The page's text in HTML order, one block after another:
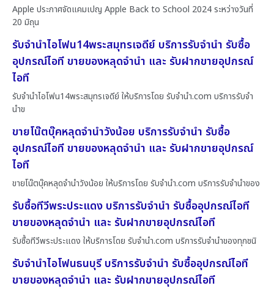
Apple ประกาศจัดแคมเปญ Apple Back to School 2024 ระหว่างวันที่
20 มิถุน
รับจำนำไอโฟน14พระสมุทรเจดีย์ บริการรับจำนำ รับซื้อ
อุปกรณ์ไอที ขายของหลุดจำนำ และ รับฝากขายอุปกรณ์
ไอที
รับจำนำไอโฟน14พระสมุทรเจดีย์ ให้บริการโดย รับจํานํา.com บริการรับจำ
นำข
ขายโน๊ตบุ๊คหลุดจำนำวังน้อย บริการรับจำนำ รับซื้อ
อุปกรณ์ไอที ขายของหลุดจำนำ และ รับฝากขายอุปกรณ์
ไอที
ขายโน๊ตบุ๊คหลุดจำนำวังน้อย ให้บริการโดย รับจํานํา.com บริการรับจำนำของ
รับซื้อทีวีพระประแดง บริการรับจำนำ รับซื้ออุปกรณ์ไอที
ขายของหลุดจำนำ และ รับฝากขายอุปกรณ์ไอที
รับซื้อทีวีพระประแดง ให้บริการโดย รับจํานํา.com บริการรับจำนำของทุกชนิ
รับจำนำไอโฟนธนบุรี บริการรับจำนำ รับซื้ออุปกรณ์ไอที
ขายของหลุดจำนำ และ รับฝากขายอุปกรณ์ไอที